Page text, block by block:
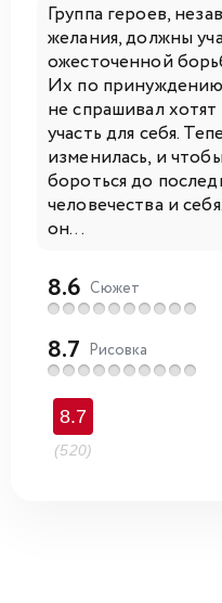
Группа героев,
желания, должны
ожесточенной
Их по
не спрашивал
участь для себя.
изменилась, и
бороться до
человечества и
он...
8.6 Сюжет
8.7 Рисовка
8.7
(520)